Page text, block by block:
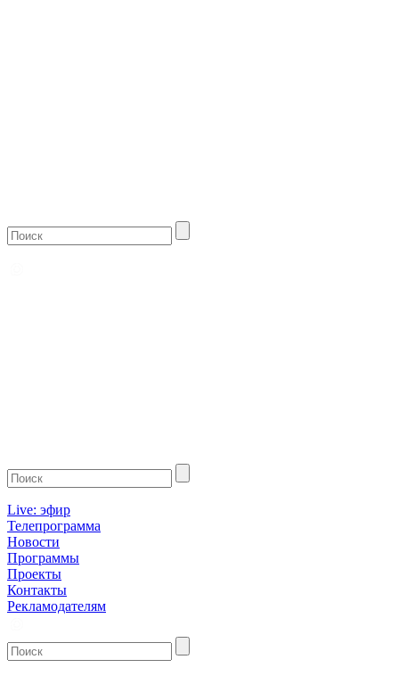
Live: эфир
Телепрограмма
Новости
Программы
Проекты
Контакты
Рекламодателям